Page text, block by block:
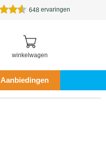
648 ervaringen
winkelwagen
Aanbiedingen